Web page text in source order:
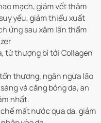
mạch, giảm vết thâm
yếu, giảm thiểu xuất
ứng sau xâm lấn thẩm
từ thượng bì tới Collagen
thương, ngăn ngừa lão
và căng bóng da, an
nhất.
mất nước qua da, giảm